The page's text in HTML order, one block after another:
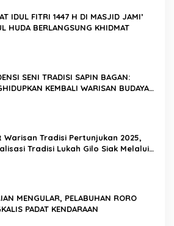
IDUL FITRI 1447 H DI MASJID JAMI’
HUDA BERLANGSUNG KHIDMAT
SENI TRADISI SAPIN BAGAN:
KEMBALI WARISAN BUDAYA
Warisan Tradisi Pertunjukan 2025,
Tradisi Lukah Gilo Siak Melalui
PELABUHAN RORO
PADAT KENDARAAN